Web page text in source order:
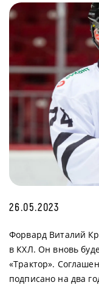
26.05.2023
Форвард Виталий
в КХЛ. Он вновь
«Трактор».
подписано на два